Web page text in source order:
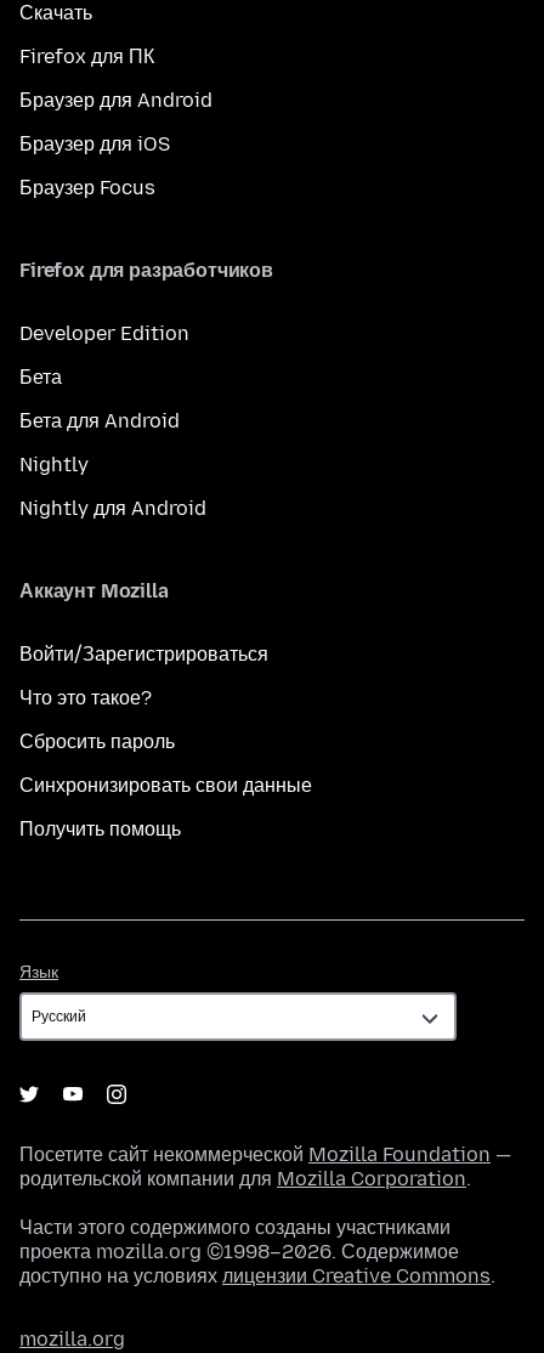
Скачать
Firefox для ПК
Браузер для Android
Браузер для iOS
Браузер Focus
Firefox для разработчиков
Developer Edition
Бета
Бета для Android
Nightly
Nightly для Android
Аккаунт Mozilla
Войти/Зарегистрироваться
Что это такое?
Сбросить пароль
Синхронизировать свои данные
Получить помощь
Язык
Посетите сайт некоммерческой Mozilla Foundation —
родительской компании для Mozilla Corporation.
Части этого содержимого созданы участниками
проекта mozilla.org ©1998–2026. Содержимое
доступно на условиях лицензии Creative Commons.
mozilla.org